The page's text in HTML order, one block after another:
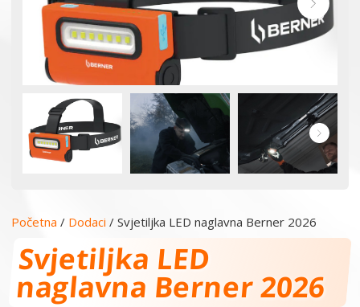
Početna / Dodaci / Svjetiljka LED naglavna Berner 2026
Svjetiljka LED
naglavna Berner 2026